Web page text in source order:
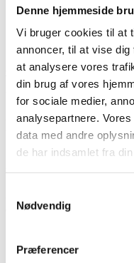
Denne hjemmeside
Vi bruger cookies til at
annoncer, til at vise
at analysere vores
din brug af vores
for sociale medier,
analysepartnere.
data med andre
de har indsamlet fra
Nødvendig
Præferencer
Wine
SHOWROOM
Odense
ESTIMATE
DKK 1,300
VAT lot
Description
36 fl. Zoé, Les Herbettes,
Contains sulphites. Original